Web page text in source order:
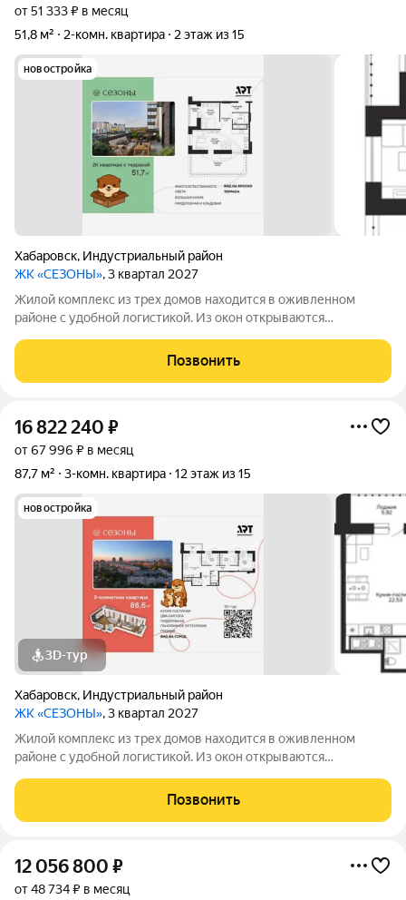
от 51 333 ₽ в месяц
51,8 м²
2-комн. квартира 2 этаж из 15
новостройка
Хабаровск, Индустриальный район
ЖК «СЕЗОНЫ», 3 квартал 2027
Жилой комплекс из трех домов находится в оживленном
районе с удобной логистикой. Из окон открываются
районе уже есть все, что обеспечивает комфорт и помогает
жить с удовольствием. При этом, нам
Позвонить
16 822 240 ₽
от 67 996 ₽ в месяц
87,7 м²
3-комн. квартира 12 этаж из 15
новостройка
3D-тур
Хабаровск, Индустриальный район
ЖК «СЕЗОНЫ», 3 квартал 2027
Жилой комплекс из трех домов находится в оживленном
районе с удобной логистикой. Из окон открываются
районе уже есть все, что обеспечивает комфорт и помогает
жить с удовольствием. При этом, нам
Позвонить
12 056 800 ₽
от 48 734 ₽ в месяц